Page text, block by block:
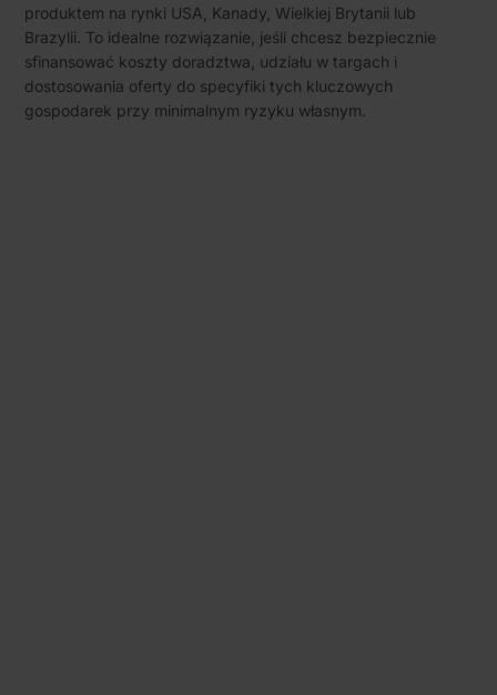
produktem na rynki USA, Kanady, Wielkiej Brytanii lub
Brazylii. To idealne rozwiązanie, jeśli chcesz bezpiecznie
sfinansować koszty doradztwa, udziału w targach i
dostosowania oferty do specyfiki tych kluczowych
gospodarek przy minimalnym ryzyku własnym.